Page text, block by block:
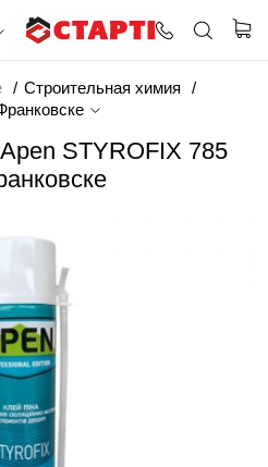
Строительная химия
STYROFIX 785